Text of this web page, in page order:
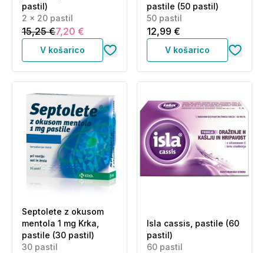
pastil)
2 x 20 pastil
15,25 €7,20 €
V košarico
pastile (50 pastil)
50 pastil
12,99 €
V košarico
Septolete z okusom
mentola 1 mg Krka,
pastile (30 pastil)
30 pastil
Isla cassis, pastile (60
pastil)
60 pastil